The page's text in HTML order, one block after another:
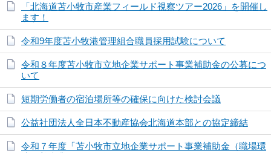
「北海道苫小牧市産業フィールド視察ツアー2026」を開催し
ます！
令和9年度苫小牧港管理組合職員採用試験について
令和８年度苫小牧市立地企業サポート事業補助金の公募につ
いて
短期労働者の宿泊場所等の確保に向けた検討会議
公益社団法人全日本不動産協会北海道本部との協定締結
令和７年度「苫小牧市立地企業サポート事業補助金（職場環